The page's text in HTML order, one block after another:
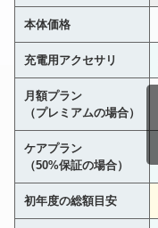
本体価格
充電用アクセサリ
月額プラン
（プレミアムの場合）
ケアプラン
（50%保証の場合）
初年度の総額目安